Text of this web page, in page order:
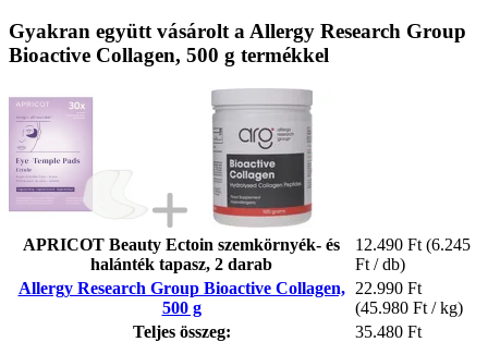
Gyakran együtt vásárolt a Allergy Research Group
Bioactive Collagen, 500 g termékkel
APRICOT Beauty Ectoin szemkörnyék- és
halánték tapasz, 2 darab
12.490 Ft (6.245
Ft / db)
Allergy Research Group Bioactive Collagen,
500 g
22.990 Ft
(45.980 Ft / kg)
Teljes összeg:
35.480 Ft